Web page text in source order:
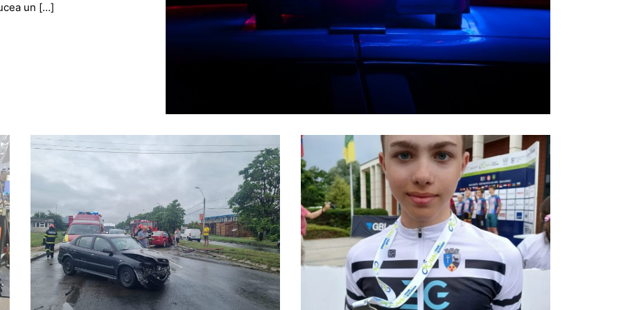
un […]